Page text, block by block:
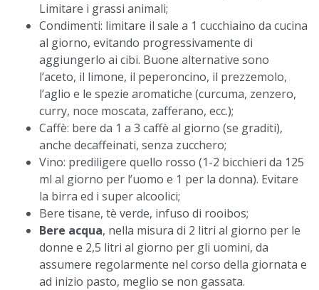
Limitare i grassi animali;
Condimenti: limitare il sale a 1 cucchiaino da cucina
al giorno, evitando progressivamente di
aggiungerlo ai cibi. Buone alternative sono
l’aceto, il limone, il peperoncino, il prezzemolo,
l’aglio e le spezie aromatiche (curcuma, zenzero,
curry, noce moscata, zafferano, ecc.);
Caffè: bere da 1 a 3 caffè al giorno (se graditi),
anche decaffeinati, senza zucchero;
Vino: prediligere quello rosso (1-2 bicchieri da 125
ml al giorno per l’uomo e 1 per la donna). Evitare
la birra ed i super alcoolici;
Bere tisane, tè verde, infuso di rooibos;
Bere acqua, nella misura di 2 litri al giorno per le
donne e 2,5 litri al giorno per gli uomini, da
assumere regolarmente nel corso della giornata e
ad inizio pasto, meglio se non gassata.